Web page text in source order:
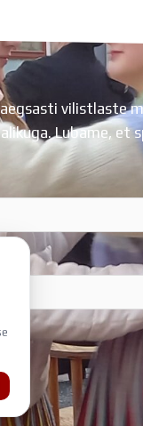
vilistlaste
Lubame, et